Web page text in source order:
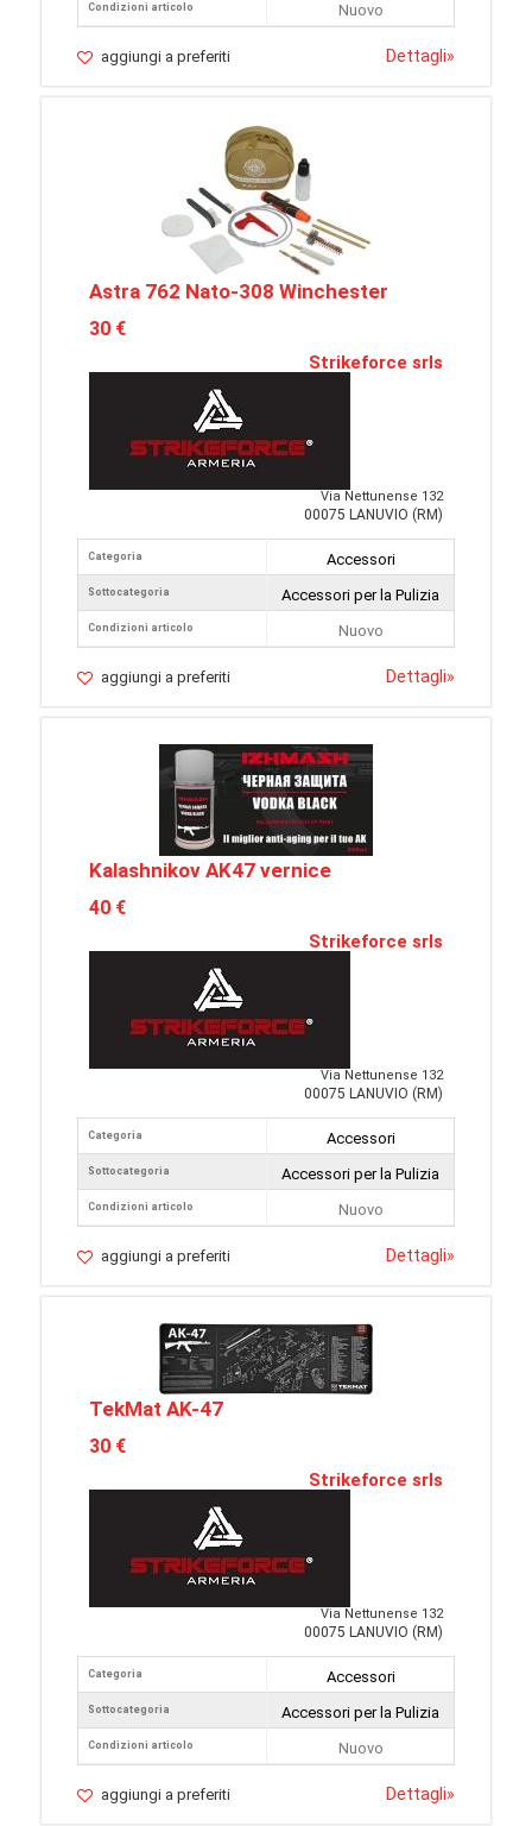
Condizioni articolo
Nuovo
aggiungi a preferiti Dettagli»
Astra 762 Nato-308 Winchester
30 €
Strikeforce srls
Via Nettunense 132
00075 LANUVIO (RM)
Categoria
Sottocategoria
Condizioni articolo
Accessori
Accessori per la Pulizia
Nuovo
aggiungi a preferiti Dettagli»
Kalashnikov AK47 vernice
40 €
Strikeforce srls
Via Nettunense 132
00075 LANUVIO (RM)
Categoria
Sottocategoria
Condizioni articolo
Accessori
Accessori per la Pulizia
Nuovo
aggiungi a preferiti Dettagli»
TekMat AK-47
30 €
Strikeforce srls
Via Nettunense 132
00075 LANUVIO (RM)
Categoria
Sottocategoria
Condizioni articolo
Accessori
Accessori per la Pulizia
Nuovo
aggiungi a preferiti Dettagli»